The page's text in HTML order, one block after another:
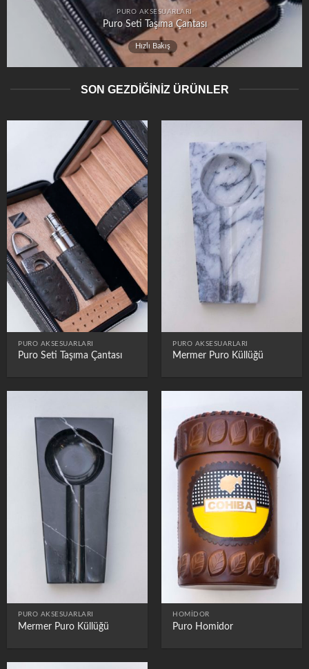
PURO AKSESUARLARI
Puro Seti Taşıma Çantası
Hızlı Bakış
SON GEZDİĞİNİZ ÜRÜNLER
PURO AKSESUARLARI
Puro Seti Taşıma Çantası
PURO AKSESUARLARI
Mermer Puro Küllüğü
PURO AKSESUARLARI
Mermer Puro Küllüğü
HOMIDOR
Puro Homidor